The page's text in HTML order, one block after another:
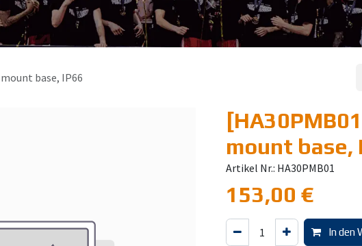
base, IP66
mount base,
Artikel Nr.: HA30PMB01
153,00 €
In den